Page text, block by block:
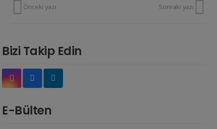
Önceki yazı Sonraki yazı
Bizi Takip Edin
E-Bülten